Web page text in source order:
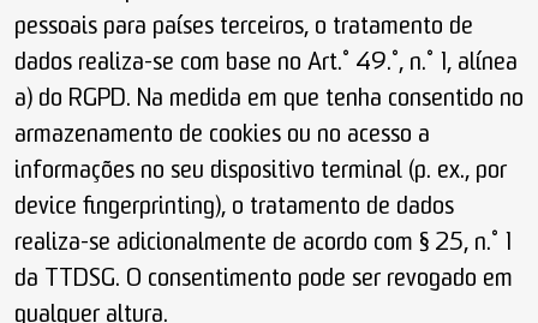
pessoais para países terceiros, o tratamento de
dados realiza-se com base no Art.º 49.º, n.º 1, alínea
a) do RGPD. Na medida em que tenha consentido no
armazenamento de cookies ou no acesso a
informações no seu dispositivo terminal (p. ex., por
device fingerprinting), o tratamento de dados
realiza-se adicionalmente de acordo com § 25, n.º 1
da TTDSG. O consentimento pode ser revogado em
qualquer altura.